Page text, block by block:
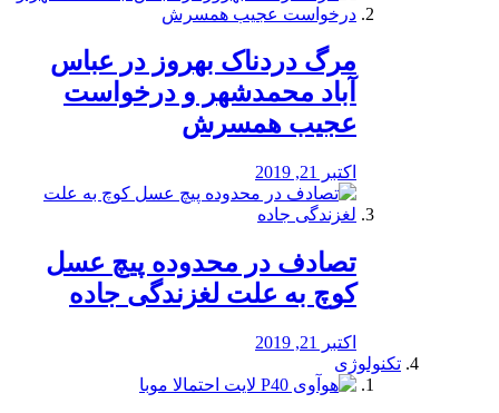
مرگ دردناک بهروز در عباس
آباد محمدشهر و درخواست
عجیب همسرش
اکتبر 21, 2019
تصادف در محدوده پیچ عسل
کوچ به علت لغزندگی جاده
اکتبر 21, 2019
تکنولوژی